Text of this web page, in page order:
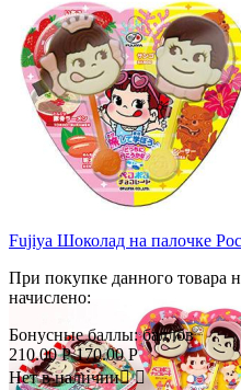
Fujiya Шоколад на палочке
При покупке данного товара
начислено:
Бонусные баллы: баллов
210.00 Р 170.00 Р
Нет в наличии 